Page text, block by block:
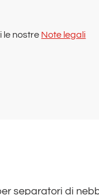
le nostre Note legali
separatori di